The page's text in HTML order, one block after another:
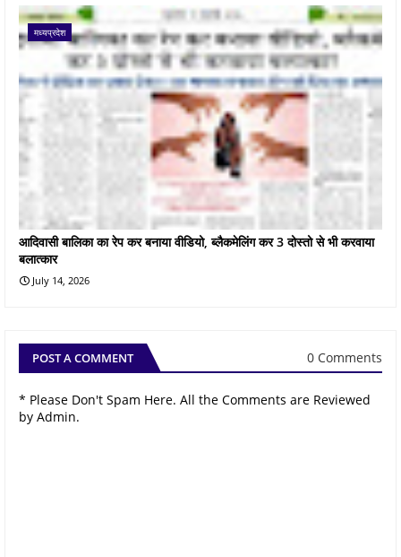
मध्यप्रदेश
आदिवासी बालिका का रेप कर बनाया वीडियो, ब्लैकमेलिंग कर 3 दोस्तो से भी करवाया
बलात्कार
July 14, 2026
POST A COMMENT 0 Comments
* Please Don't Spam Here. All the Comments are Reviewed
by Admin.